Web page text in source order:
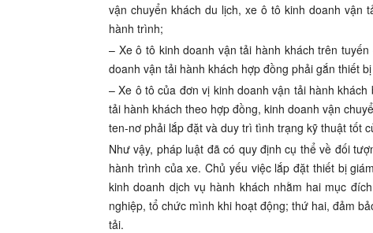
vận chuyển khách du lịch, xe ô tô kinh doanh vận
hành trình;
– Xe ô tô kinh doanh vận tải hành khách trên
doanh vận tải hành khách hợp đồng phải gắn thiết
– Xe ô tô của đơn vị kinh doanh vận tải hành
tải hành khách theo hợp đồng, kinh doanh vận
ten-nơ phải lắp đặt và duy trì tình trạng kỹ thuật tốt
Như vậy, pháp luật đã có quy định cụ thể về đối
hành trình của xe. Chủ yếu việc lắp đặt thiết bị
kinh doanh dịch vụ hành khách nhằm hai mục
nghiệp, tổ chức mình khi hoạt động; thứ hai, đảm
tải.